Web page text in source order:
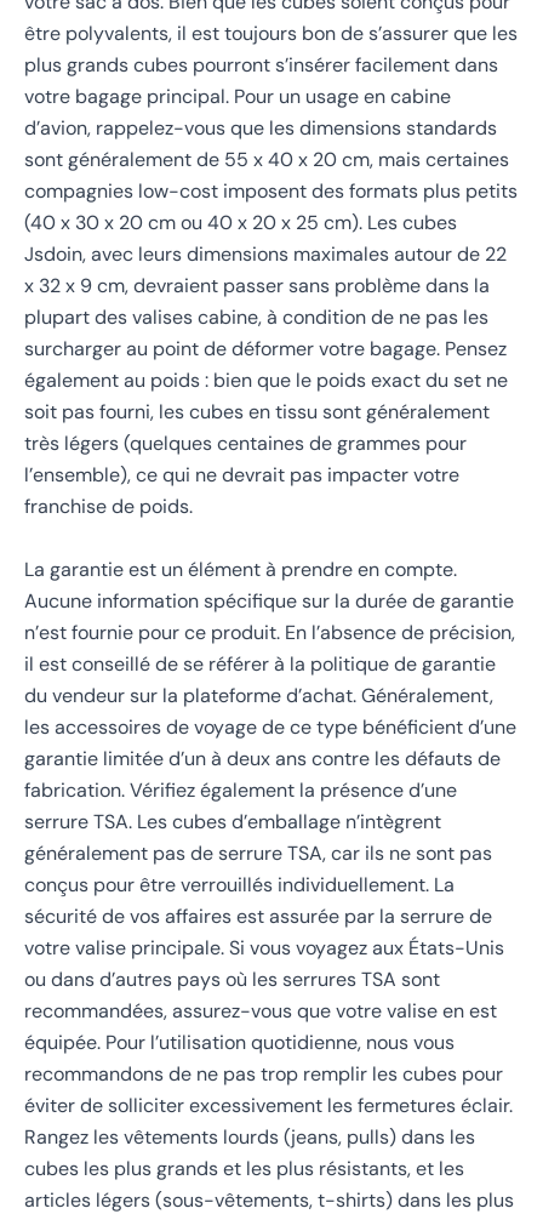
être polyvalents, il est toujours bon de s’assurer que les
plus grands cubes pourront s’insérer facilement dans
votre bagage principal. Pour un usage en cabine
d’avion, rappelez-vous que les dimensions standards
sont généralement de 55 x 40 x 20 cm, mais certaines
compagnies low-cost imposent des formats plus petits
(40 x 30 x 20 cm ou 40 x 20 x 25 cm). Les cubes
Jsdoin, avec leurs dimensions maximales autour de 22
x 32 x 9 cm, devraient passer sans problème dans la
plupart des valises cabine, à condition de ne pas les
surcharger au point de déformer votre bagage. Pensez
également au poids : bien que le poids exact du set ne
soit pas fourni, les cubes en tissu sont généralement
très légers (quelques centaines de grammes pour
l’ensemble), ce qui ne devrait pas impacter votre
franchise de poids.
La garantie est un élément à prendre en compte.
Aucune information spécifique sur la durée de garantie
n’est fournie pour ce produit. En l’absence de précision,
il est conseillé de se référer à la politique de garantie
du vendeur sur la plateforme d’achat. Généralement,
les accessoires de voyage de ce type bénéficient d’une
garantie limitée d’un à deux ans contre les défauts de
fabrication. Vérifiez également la présence d’une
serrure TSA. Les cubes d’emballage n’intègrent
généralement pas de serrure TSA, car ils ne sont pas
conçus pour être verrouillés individuellement. La
sécurité de vos affaires est assurée par la serrure de
votre valise principale. Si vous voyagez aux États-Unis
ou dans d’autres pays où les serrures TSA sont
recommandées, assurez-vous que votre valise en est
équipée. Pour l’utilisation quotidienne, nous vous
recommandons de ne pas trop remplir les cubes pour
éviter de solliciter excessivement les fermetures éclair.
Rangez les vêtements lourds (jeans, pulls) dans les
cubes les plus grands et les plus résistants, et les
articles légers (sous-vêtements, t-shirts) dans les plus